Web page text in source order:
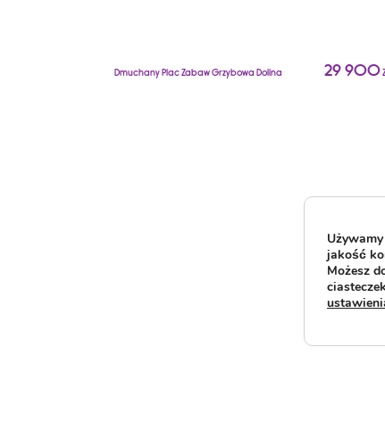
Dmuchany Plac Zabaw Grzybowa Dolina 29 900
jakość
Możesz